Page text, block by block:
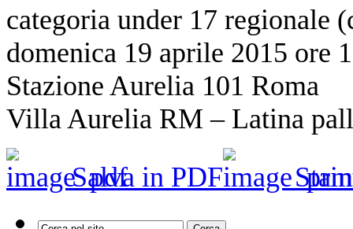
categoria under 17 regionale
domenica 19 aprile 2015 ore
Stazione Aurelia 101 Roma
Villa Aurelia RM – Latina
Salva in PDF